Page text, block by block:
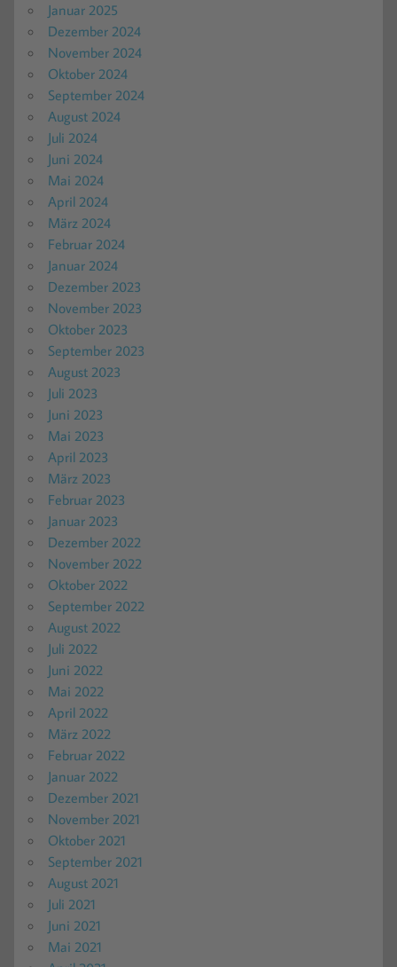
Januar 2025
Dezember 2024
November 2024
Oktober 2024
September 2024
August 2024
Juli 2024
Juni 2024
Mai 2024
April 2024
März 2024
Februar 2024
Januar 2024
Dezember 2023
November 2023
Oktober 2023
September 2023
August 2023
Juli 2023
Juni 2023
Mai 2023
April 2023
März 2023
Februar 2023
Januar 2023
Dezember 2022
November 2022
Oktober 2022
September 2022
August 2022
Juli 2022
Juni 2022
Mai 2022
April 2022
März 2022
Februar 2022
Januar 2022
Dezember 2021
November 2021
Oktober 2021
September 2021
August 2021
Juli 2021
Juni 2021
Mai 2021